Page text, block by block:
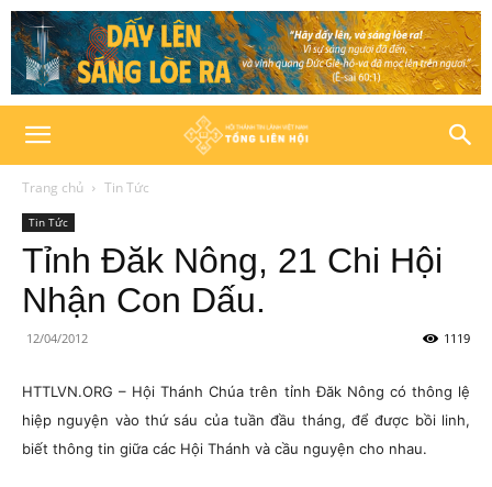
Trang chủ Tin Tức
Tin Tức
Tỉnh Đăk Nông, 21 Chi Hội
Nhận Con Dấu.
12/04/2012 1119
HTTLVN.ORG – Hội Thánh Chúa trên tỉnh Đăk Nông có thông lệ
hiệp nguyện vào thứ sáu của tuần đầu tháng, để được bồi linh,
biết thông tin giữa các Hội Thánh và cầu nguyện cho nhau.